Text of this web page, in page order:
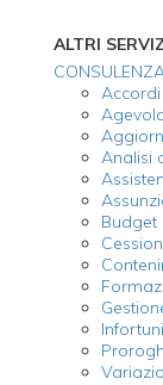
ALTRI
Analisi
Budget